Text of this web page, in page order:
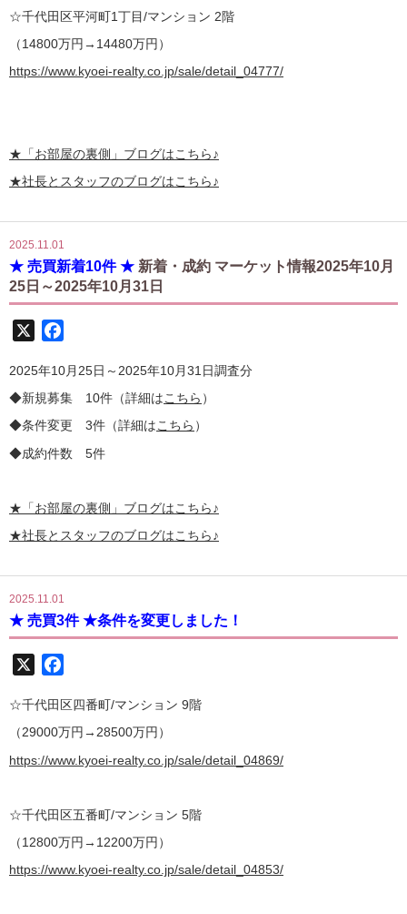
☆千代田区平河町1丁目/マンション 2階
（14800万円→14480万円）
https://www.kyoei-realty.co.jp/sale/detail_04777/
★ 「お部屋の裏側」 ブログはこちら♪
★社長とスタッフのブログはこちら♪
2025.11.01
★ 売買新着10件 ★ 新着・成約 マーケット情報2025年10月
25日～2025年10月31日
2025年10月25日～2025年10月31日調査分
◆新規募集 10件（詳細はこちら ）
◆条件変更 3件（詳細はこちら ）
◆成約件数 5件
★ 「お部屋の裏側」 ブログはこちら♪
★社長とスタッフのブログはこちら♪
2025.11.01
★ 売買3件 ★条件を変更しました！
☆千代田区四番町/マンション 9階
（29000万円→28500万円）
https://www.kyoei-realty.co.jp/sale/detail_04869/
☆千代田区五番町/マンション 5階
（12800万円→12200万円）
https://www.kyoei-realty.co.jp/sale/detail_04853/